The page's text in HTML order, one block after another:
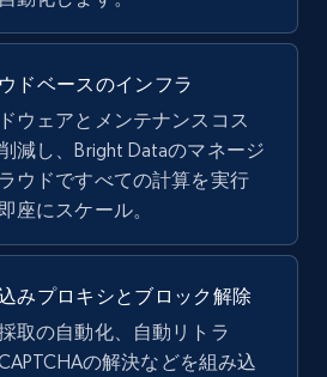
information
code, Locations, Followers,
About, Specialties, and
無料トライアル
ドベースのインフラ
ウェアとメンテナンスコス
減し、Bright Dataのマネージ
ウドですべての計算を実行
座にスケール。
みプロキシとブロック解除
取の自動化、自動リトラ
の解決などを組み込